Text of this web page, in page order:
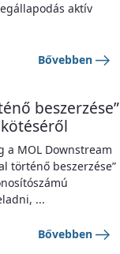
aktív
Bővebben
beszerzése”
a MOL Downstream
történő beszerzése”
...
Bővebben